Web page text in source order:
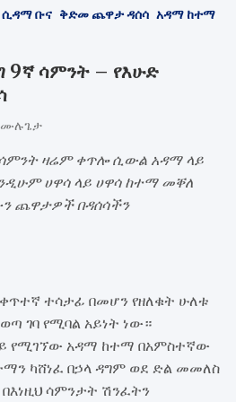
ሲዳማ ቡና ቅድመ ጨዋታ ዳሰሳ አዳማ ከተማ
9ኛ ሳምንት – የእሁድ
ሙሉጌታ
ዛሬም ቀጥሎ ሲውል አዳማ ላይ
ሀዋሳ ላይ ሀዋሳ ከተማ መቐለ
ጨዋታዎች በዳሰሳችን
ተሳታፊ በመሆን የዘለቁት ሁለቱ
ገባ የሚባል አይነት ነው።
የሚገኘው አዳማ ከተማ በአምስተኛው
ካሸነፈ በኃላ ዳግም ወደ ድል መመለስ
ሳምንታት ሽንፈትን